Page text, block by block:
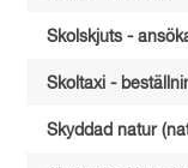
Skolskjuts -
Skoltaxi -
Skyddad natur